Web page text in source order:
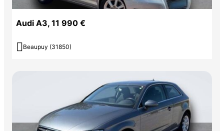
Audi A3, 11 990 €
 Beaupuy (31850)